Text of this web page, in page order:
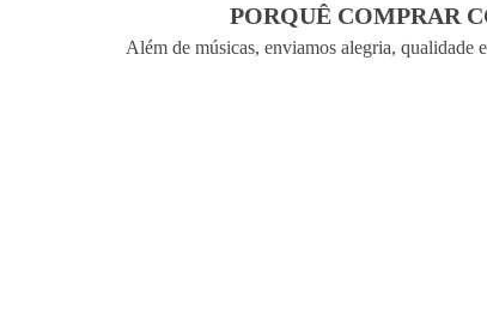
PORQUÊ COMPRAR
Além de músicas, enviamos alegria, qualidade